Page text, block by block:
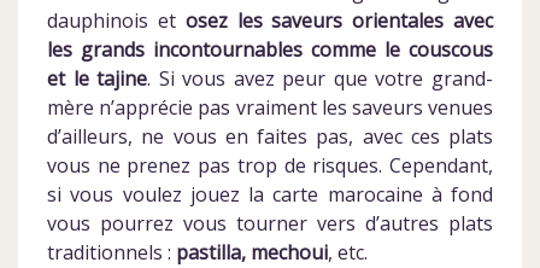
dauphinois et osez les saveurs orientales avec
les grands incontournables comme le couscous
et le tajine. Si vous avez peur que votre grand-
mère n’apprécie pas vraiment les saveurs venues
d’ailleurs, ne vous en faites pas, avec ces plats
vous ne prenez pas trop de risques. Cependant,
si vous voulez jouez la carte marocaine à fond
vous pourrez vous tourner vers d’autres plats
traditionnels : pastilla, mechoui, etc.